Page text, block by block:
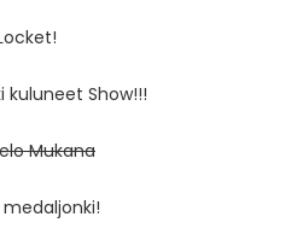
Show!!!
Mukana